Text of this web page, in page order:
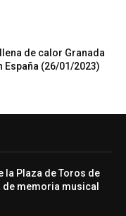
de calor Granada
(26/01/2023)
la Plaza de Toros de
de memoria musical